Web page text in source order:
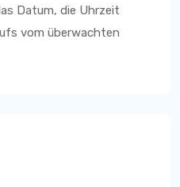
Datum, die Uhrzeit
vom überwachten